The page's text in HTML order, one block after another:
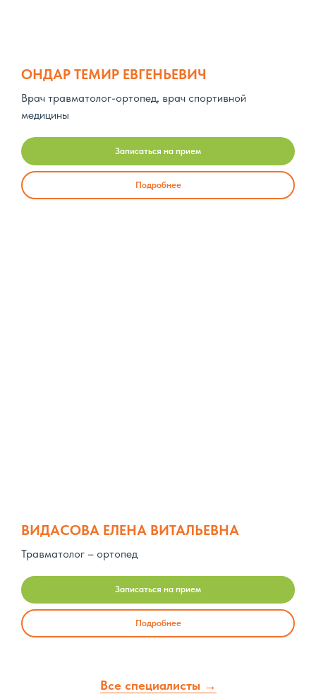
ОНДАР ТЕМИР ЕВГЕНЬЕВИЧ
Врач травматолог-ортопед, врач спортивной
медицины
Записаться на прием
Подробнее
ВИДАСОВА ЕЛЕНА ВИТАЛЬЕВНА
Травматолог – ортопед
Записаться на прием
Подробнее
Все специалисты →